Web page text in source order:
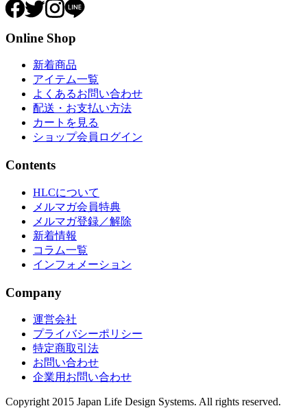
Online Shop
新着商品
アイテム一覧
よくあるお問い合わせ
配送・お支払い方法
カートを見る
ショップ会員ログイン
Contents
HLCについて
メルマガ会員特典
メルマガ登録／解除
新着情報
コラム一覧
インフォメーション
Company
運営会社
プライバシーポリシー
特定商取引法
お問い合わせ
企業用お問い合わせ
Copyright 2015 Japan Life Design Systems. All rights reserved.